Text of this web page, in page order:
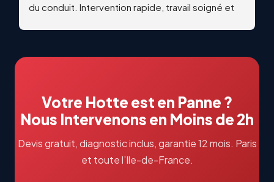
du conduit. Intervention rapide, travail soigné et
Votre Hotte est en Panne ?
Nous Intervenons en Moins de 2h
Devis gratuit, diagnostic inclus, garantie 12 mois. Paris
et toute l’Ile-de-France.